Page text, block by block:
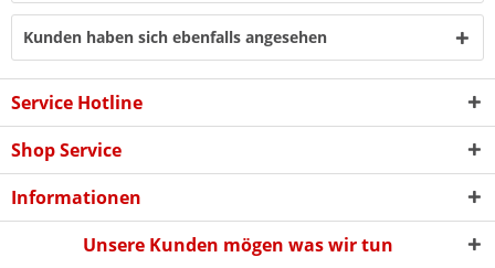
Kunden haben sich ebenfalls angesehen
Service Hotline
Shop Service
Informationen
Unsere Kunden mögen was wir tun